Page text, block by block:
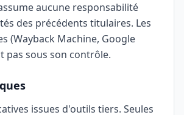
aucune responsabilité
des précédents titulaires. Les
(Wayback Machine, Google
pas sous son contrôle.
issues d'outils tiers. Seules